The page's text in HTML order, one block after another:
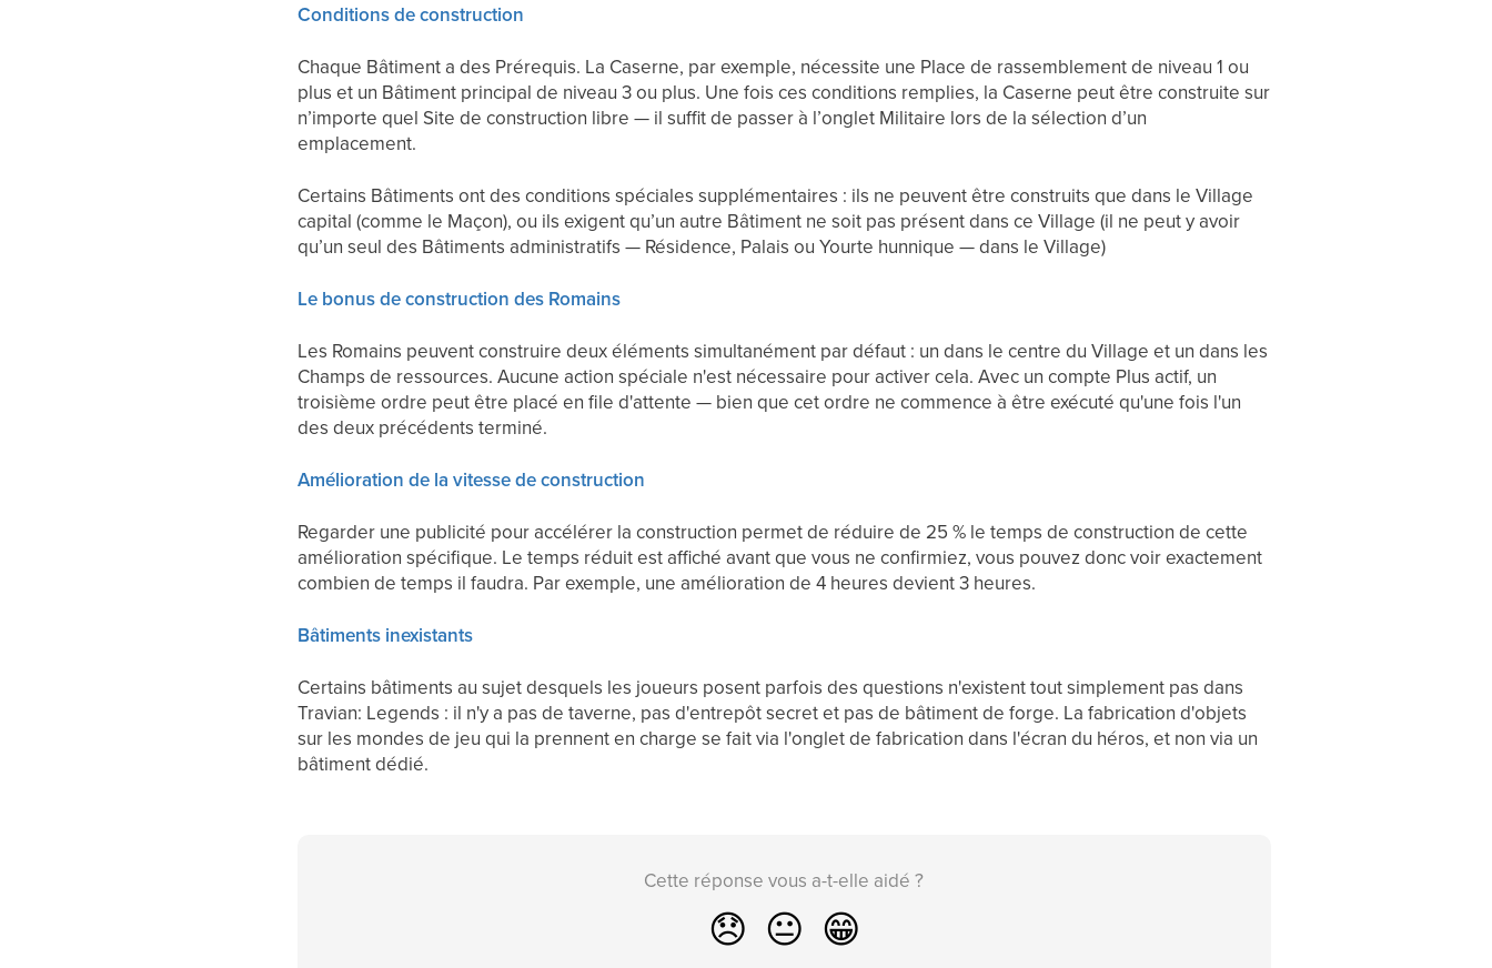
Conditions de construction
Chaque Bâtiment a des Prérequis. La Caserne, par exemple, nécessite une Place de rassemblement de niveau 1 ou
plus et un Bâtiment principal de niveau 3 ou plus. Une fois ces conditions remplies, la Caserne peut être construite sur
n’importe quel Site de construction libre — il suffit de passer à l’onglet Militaire lors de la sélection d’un
emplacement.
Certains Bâtiments ont des conditions spéciales supplémentaires : ils ne peuvent être construits que dans le Village
capital (comme le Maçon), ou ils exigent qu’un autre Bâtiment ne soit pas présent dans ce Village (il ne peut y avoir
qu’un seul des Bâtiments administratifs — Résidence, Palais ou Yourte hunnique — dans le Village)
Le bonus de construction des Romains
Les Romains peuvent construire deux éléments simultanément par défaut : un dans le centre du Village et un dans les
Champs de ressources. Aucune action spéciale n'est nécessaire pour activer cela. Avec un compte Plus actif, un
troisième ordre peut être placé en file d'attente — bien que cet ordre ne commence à être exécuté qu'une fois l'un
des deux précédents terminé.
Amélioration de la vitesse de construction
Regarder une publicité pour accélérer la construction permet de réduire de 25 % le temps de construction de cette
amélioration spécifique. Le temps réduit est affiché avant que vous ne confirmiez, vous pouvez donc voir exactement
combien de temps il faudra. Par exemple, une amélioration de 4 heures devient 3 heures.
Bâtiments inexistants
Certains bâtiments au sujet desquels les joueurs posent parfois des questions n'existent tout simplement pas dans
Travian: Legends : il n'y a pas de taverne, pas d'entrepôt secret et pas de bâtiment de forge. La fabrication d'objets
sur les mondes de jeu qui la prennent en charge se fait via l'onglet de fabrication dans l'écran du héros, et non via un
bâtiment dédié.
Cette réponse vous a-t-elle aidé ?
😞 😐 😁